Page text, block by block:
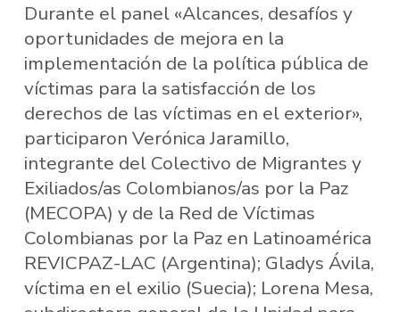
Durante el panel «Alcances, desafíos y
oportunidades de mejora en la
implementación de la política pública de
víctimas para la satisfacción de los
derechos de las víctimas en el exterior»,
participaron Verónica Jaramillo,
integrante del Colectivo de Migrantes y
Exiliados/as Colombianos/as por la Paz
(MECOPA) y de la Red de Víctimas
Colombianas por la Paz en Latinoamérica
REVICPAZ-LAC (Argentina); Gladys Ávila,
víctima en el exilio (Suecia); Lorena Mesa,